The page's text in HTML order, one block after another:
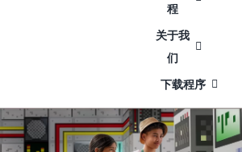
程
关于我
们
下载程序